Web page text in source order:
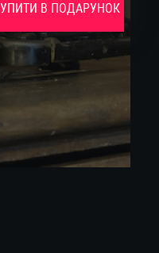
В ПОДАРУНОК